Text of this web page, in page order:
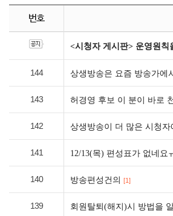
번호
<시청자 게시판> 운영원칙
144 상생방송은 요즘 방송가에
143 허경영 후보 이 분이 바로
142 상생방송이 더 많은 시청
141 12/13(목) 편성표가 없네요
140 방송편성건의 [1]
139 회원탈퇴(해지)시 방법을